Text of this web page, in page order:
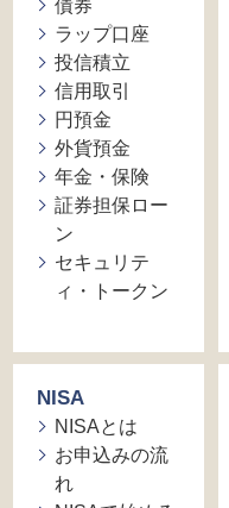
債券
ラップ口座
投信積立
信用取引
円預金
外貨預金
年金・保険
証券担保ロー
ン
セキュリテ
ィ・トークン
NISA
NISAとは
お申込みの流
れ